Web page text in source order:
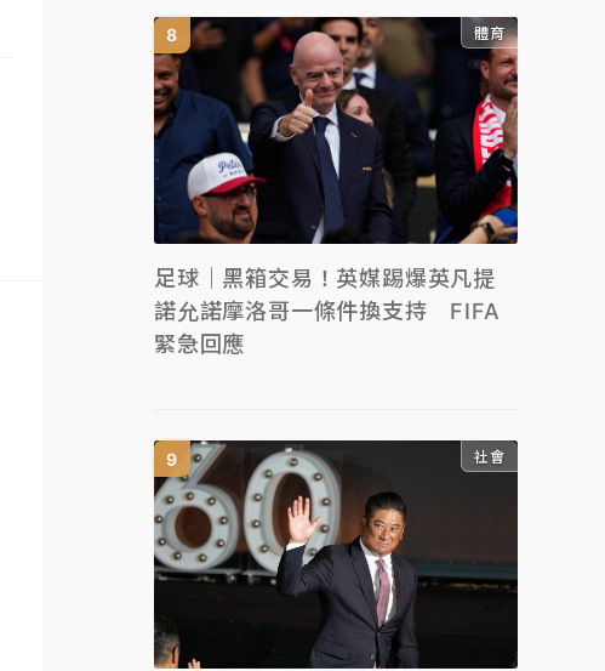
體育
足球｜黑箱交易！英媒踢爆英凡提
諾允諾摩洛哥一條件換支持 FIFA
緊急回應
社會